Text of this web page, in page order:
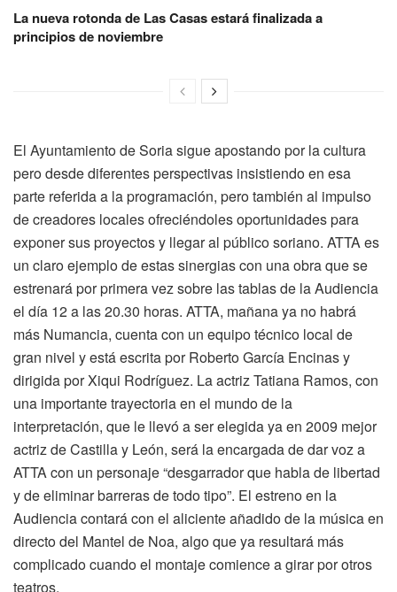
La nueva rotonda de Las Casas estará finalizada a
principios de noviembre
El Ayuntamiento de Soria sigue apostando por la cultura
pero desde diferentes perspectivas insistiendo en esa
parte referida a la programación, pero también al impulso
de creadores locales ofreciéndoles oportunidades para
exponer sus proyectos y llegar al público soriano. ATTA es
un claro ejemplo de estas sinergias con una obra que se
estrenará por primera vez sobre las tablas de la Audiencia
el día 12 a las 20.30 horas. ATTA, mañana ya no habrá
más Numancia, cuenta con un equipo técnico local de
gran nivel y está escrita por Roberto García Encinas y
dirigida por Xiqui Rodríguez. La actriz Tatiana Ramos, con
una importante trayectoria en el mundo de la
interpretación, que le llevó a ser elegida ya en 2009 mejor
actriz de Castilla y León, será la encargada de dar voz a
ATTA con un personaje “desgarrador que habla de libertad
y de eliminar barreras de todo tipo”. El estreno en la
Audiencia contará con el aliciente añadido de la música en
directo del Mantel de Noa, algo que ya resultará más
complicado cuando el montaje comience a girar por otros
teatros.